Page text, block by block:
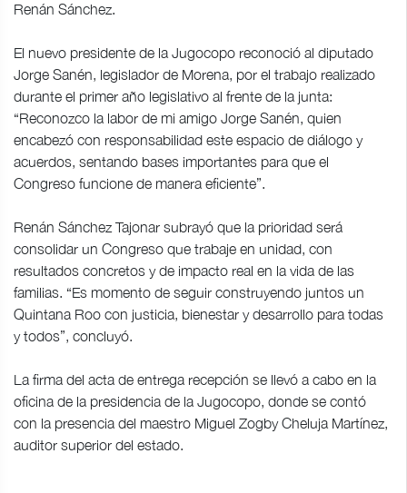
Renán Sánchez.
El nuevo presidente de la Jugocopo reconoció al diputado
Jorge Sanén, legislador de Morena, por el trabajo realizado
durante el primer año legislativo al frente de la junta:
“Reconozco la labor de mi amigo Jorge Sanén, quien
encabezó con responsabilidad este espacio de diálogo y
acuerdos, sentando bases importantes para que el
Congreso funcione de manera eficiente”.
Renán Sánchez Tajonar subrayó que la prioridad será
consolidar un Congreso que trabaje en unidad, con
resultados concretos y de impacto real en la vida de las
familias. “Es momento de seguir construyendo juntos un
Quintana Roo con justicia, bienestar y desarrollo para todas
y todos”, concluyó.
La firma del acta de entrega recepción se llevó a cabo en la
oficina de la presidencia de la Jugocopo, donde se contó
con la presencia del maestro Miguel Zogby Cheluja Martínez,
auditor superior del estado.